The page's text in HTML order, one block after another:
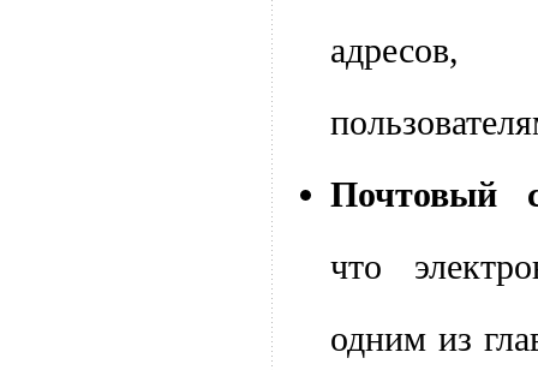
Почтовый
что
одним из